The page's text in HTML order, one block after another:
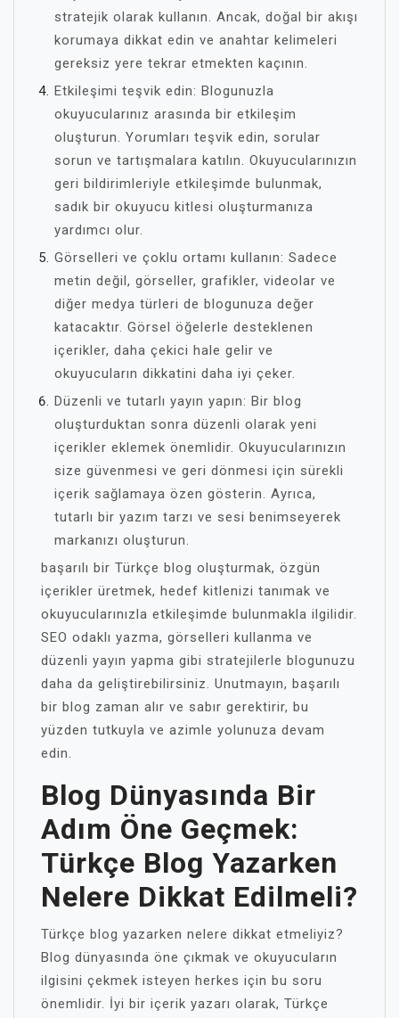
stratejik olarak kullanın. Ancak, doğal bir akışı
korumaya dikkat edin ve anahtar kelimeleri
gereksiz yere tekrar etmekten kaçının.
Etkileşimi teşvik edin: Blogunuzla
okuyucularınız arasında bir etkileşim
oluşturun. Yorumları teşvik edin, sorular
sorun ve tartışmalara katılın. Okuyucularınızın
geri bildirimleriyle etkileşimde bulunmak,
sadık bir okuyucu kitlesi oluşturmanıza
yardımcı olur.
Görselleri ve çoklu ortamı kullanın: Sadece
metin değil, görseller, grafikler, videolar ve
diğer medya türleri de blogunuza değer
katacaktır. Görsel öğelerle desteklenen
içerikler, daha çekici hale gelir ve
okuyucuların dikkatini daha iyi çeker.
Düzenli ve tutarlı yayın yapın: Bir blog
oluşturduktan sonra düzenli olarak yeni
içerikler eklemek önemlidir. Okuyucularınızın
size güvenmesi ve geri dönmesi için sürekli
içerik sağlamaya özen gösterin. Ayrıca,
tutarlı bir yazım tarzı ve sesi benimseyerek
markanızı oluşturun.
başarılı bir Türkçe blog oluşturmak, özgün
içerikler üretmek, hedef kitlenizi tanımak ve
okuyucularınızla etkileşimde bulunmakla ilgilidir.
SEO odaklı yazma, görselleri kullanma ve
düzenli yayın yapma gibi stratejilerle blogunuzu
daha da geliştirebilirsiniz. Unutmayın, başarılı
bir blog zaman alır ve sabır gerektirir, bu
yüzden tutkuyla ve azimle yolunuza devam
edin.
Blog Dünyasında Bir
Adım Öne Geçmek:
Türkçe Blog Yazarken
Nelere Dikkat Edilmeli?
Türkçe blog yazarken nelere dikkat etmeliyiz?
Blog dünyasında öne çıkmak ve okuyucuların
ilgisini çekmek isteyen herkes için bu soru
önemlidir. İyi bir içerik yazarı olarak, Türkçe